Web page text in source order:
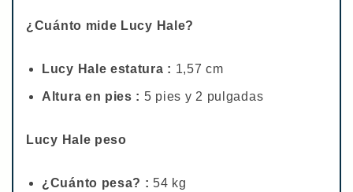
¿Cuánto mide Lucy Hale?
Lucy Hale estatura : 1,57 cm
Altura en pies : 5 pies y 2 pulgadas
Lucy Hale peso
¿Cuánto pesa? : 54 kg